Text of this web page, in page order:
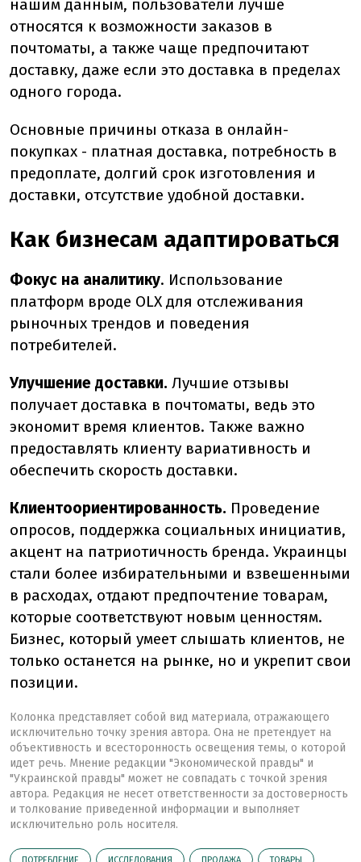
нашим данным, пользователи лучше
относятся к возможности заказов в
почтоматы, а также чаще предпочитают
доставку, даже если это доставка в пределах
одного города.
Основные причины отказа в онлайн-
покупках - платная доставка, потребность в
предоплате, долгий срок изготовления и
доставки, отсутствие удобной доставки.
Как бизнесам адаптироваться
Фокус на аналитику. Использование
платформ вроде OLX для отслеживания
рыночных трендов и поведения
потребителей.
Улучшение доставки. Лучшие отзывы
получает доставка в почтоматы, ведь это
экономит время клиентов. Также важно
предоставлять клиенту вариативность и
обеспечить скорость доставки.
Клиентоориентированность. Проведение
опросов, поддержка социальных инициатив,
акцент на патриотичность бренда. Украинцы
стали более избирательными и взвешенными
в расходах, отдают предпочтение товарам,
которые соответствуют новым ценностям.
Бизнес, который умеет слышать клиентов, не
только останется на рынке, но и укрепит свои
позиции.
Колонка представляет собой вид материала, отражающего
исключительно точку зрения автора. Она не претендует на
объективность и всесторонность освещения темы, о которой
идет речь. Мнение редакции "Экономической правды" и
"Украинской правды" может не совпадать с точкой зрения
автора. Редакция не несет ответственности за достоверность
и толкование приведенной информации и выполняет
исключительно роль носителя.